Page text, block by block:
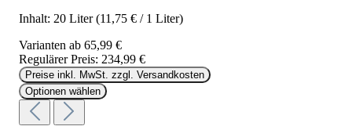
Inhalt: 20 Liter(11,75 € / 1 Liter)
Varianten ab 65,99 €
Regulärer Preis: 234,99 €
Preise inkl. MwSt. zzgl. Versandkosten
Optionen wählen